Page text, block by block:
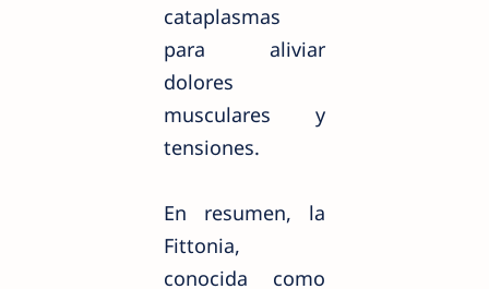
cataplasmas
para aliviar
dolores
musculares y
tensiones.
En resumen, la
Fittonia,
conocida como